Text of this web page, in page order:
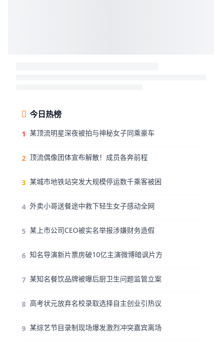
今日热榜
1 某顶流明星深夜被拍与神秘女子同乘豪车
2 顶流偶像团体宣布解散！成员各奔前程
3 某城市地铁站突发大规模停运数千乘客被困
4 外卖小哥送餐途中救下轻生女子感动全网
5 某上市公司CEO被实名举报涉嫌财务造假
6 知名导演新片票房破10亿主演微博暗讽片方
7 某知名餐饮品牌被曝后厨卫生问题监管立案
8 高考状元放弃名校录取选择自主创业引热议
9 某综艺节目录制现场爆发激烈冲突嘉宾离场